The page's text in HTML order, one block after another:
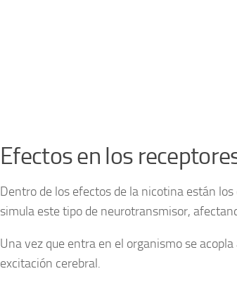
Efectos en los
Dentro de los efectos de la nicotina están
simula este tipo de neurotransmisor,
Una vez que entra en el organismo se
excitación cerebral.